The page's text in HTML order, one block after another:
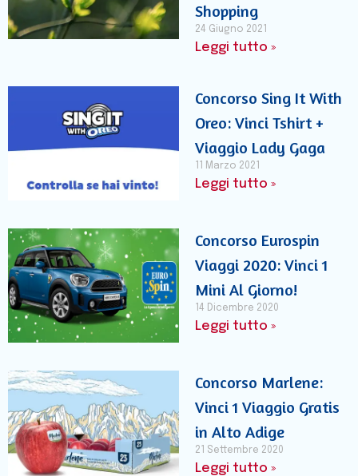
Shopping
24 Giugno 2021
Leggi tutto »
Concorso Sing It With
Oreo: Vinci Tshirt +
Viaggio Lady Gaga
11 Marzo 2021
Leggi tutto »
Concorso Eurospin
Viaggi 2020: Vinci 1
Mini Al Giorno!
14 Dicembre 2020
Leggi tutto »
Concorso Marlene:
Vinci 1 Viaggio Gratis
in Alto Adige
21 Settembre 2020
Leggi tutto »